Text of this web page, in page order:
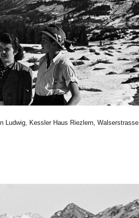
Ludwig, Kessler Haus Riezlern, Walserstrasse